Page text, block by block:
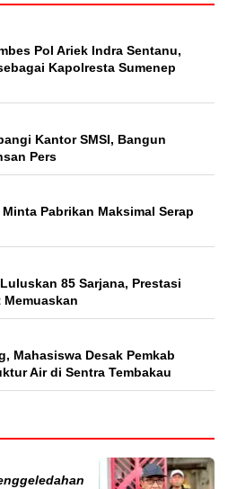
Pol Ariek Indra Sentanu,
Kapolresta Sumenep
Kantor SMSI, Bangun
Pers
Pabrikan Maksimal Serap
85 Sarjana, Prestasi
Mahasiswa Desak Pemkab
Air di Sentra Tembakau